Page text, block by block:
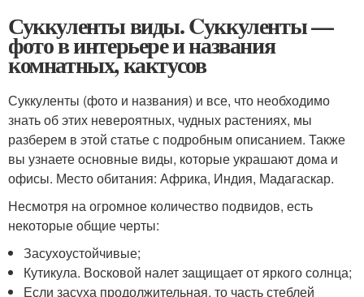
Суккуленты виды. Cуккуленты —
фото в интерьере и названия
комнатных, кактусов
Суккуленты (фото и названия) и все, что необходимо
знать об этих невероятных, чудных растениях, мы
разберем в этой статье с подробным описанием. Также
вы узнаете основные виды, которые украшают дома и
офисы. Место обитания: Африка, Индия, Мадагаскар.
Несмотря на огромное количество подвидов, есть
некоторые общие черты:
Засухоустойчивые;
Кутикула. Восковой налет защищает от яркого солнца;
Если засуха продолжительная, то часть стеблей